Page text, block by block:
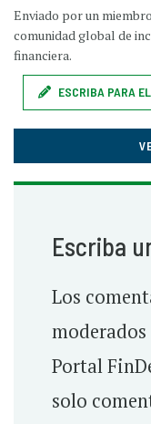
Enviado por un
comunidad global de
financiera.
ESCRIBA PARA
Escriba
Los
Portal
solo